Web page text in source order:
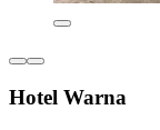
Hotel Warna